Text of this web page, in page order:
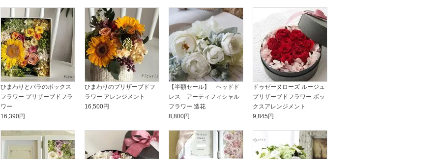
2021-06-23ガブリエル・シャネル展に行ってきました
2021-06-16
挙式 披露宴だけじゃない！ダーズンローズの使い方
ひまわりとバラのボックス
フラワー プリザーブドフラ
ワー
16,390円
ひまわりのプリザーブドフ
ラワー アレンジメント
16,500円
【半額セール】 ヘッドド
レス アーティフィシャル
フラワー 造花
8,800円
ドゥゼーヌローズ ルージュ
プリザーブドフラワー ボッ
クスアレンジメント
9,845円